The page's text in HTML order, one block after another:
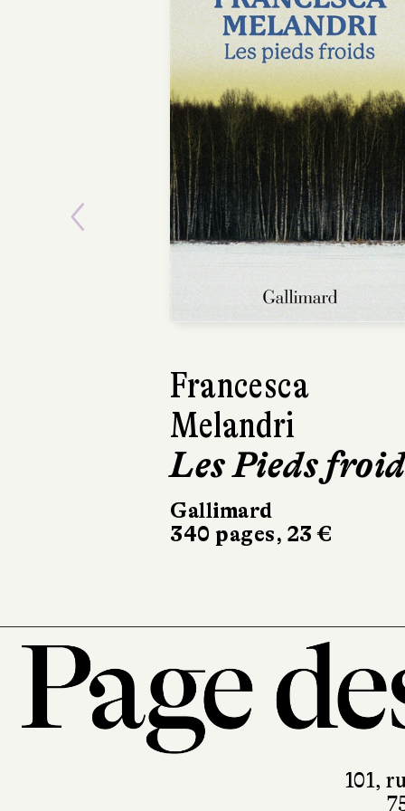
Francesca
Melandri
Les Pieds
Gallimard
340 pages, 23 €
Lou Lubie
Saigneurs
Delcourt
Previous
101,